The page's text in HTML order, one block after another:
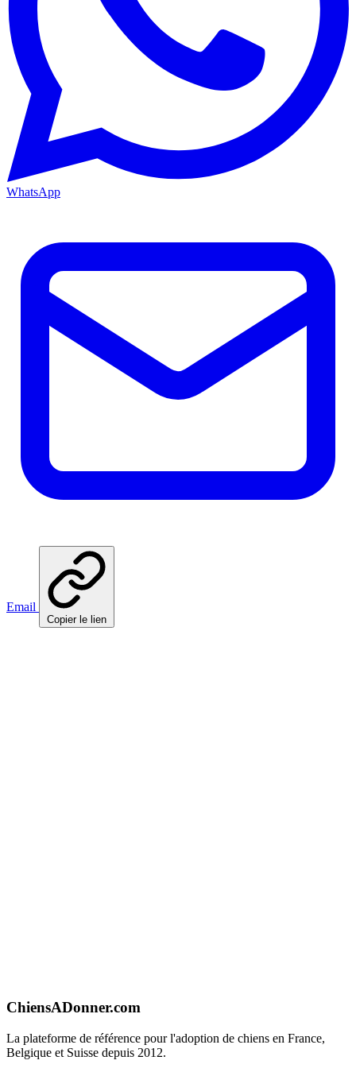
WhatsApp
Email
Copier le lien
ChiensADonner.com
La plateforme de référence pour l'adoption de chiens en France,
Belgique et Suisse depuis 2012.